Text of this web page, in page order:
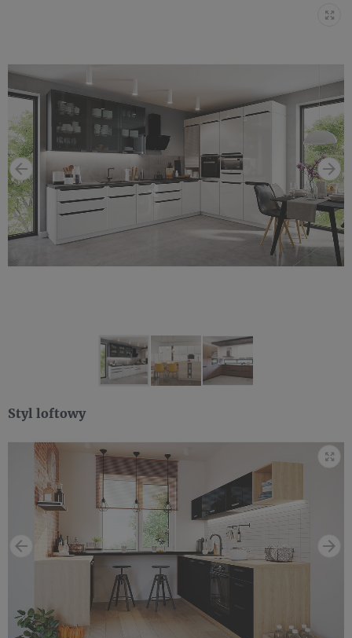
Styl loftowy